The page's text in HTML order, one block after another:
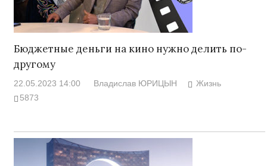
Бюджетные деньги на кино нужно делить по-
другому
22.05.2023 14:00 Владислав ЮРИЦЫН
Жизнь
5873